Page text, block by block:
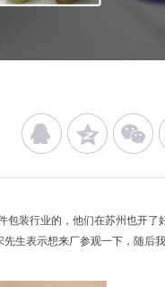
包装行业的，他们在苏州也开了
生表示想来厂参观一下，随后